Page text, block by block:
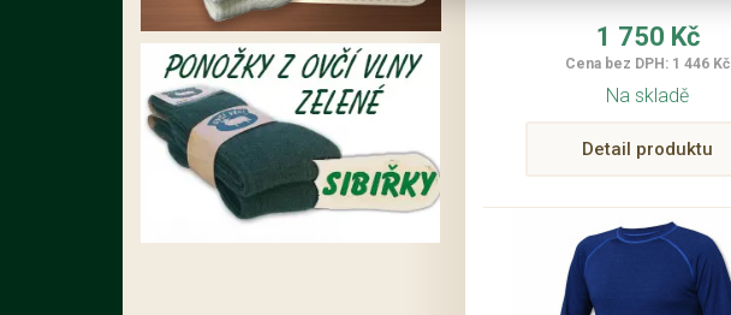
1 750 Kč
Cena bez DPH: 1 446 Kč
Na skladě
Detail produktu